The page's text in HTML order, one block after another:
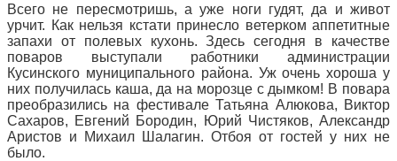
Всего не пересмотришь, а уже ноги гудят, да и живот
урчит. Как нельзя кстати принесло ветерком аппетитные
запахи от полевых кухонь. Здесь сегодня в качестве
поваров выступали работники администрации
Кусинского муниципального района. Уж очень хороша у
них получилась каша, да на морозце с дымком! В повара
преобразились на фестивале Татьяна Алюкова, Виктор
Сахаров, Евгений Бородин, Юрий Чистяков, Александр
Аристов и Михаил Шалагин. Отбоя от гостей у них не
было.